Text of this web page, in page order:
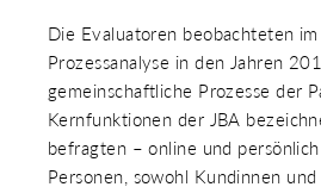
Die Evaluatoren beobachteten
Prozessanalyse in den Jahren
gemeinschaftliche Prozesse der
Kernfunktionen der JBA
befragten – online und
Personen, sowohl Kundinnen